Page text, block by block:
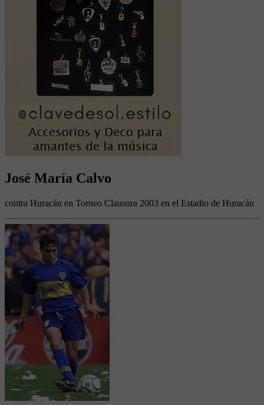
José María Calvo
contra Huracán en Torneo Clausura 2003 en el Estadio de Huracán